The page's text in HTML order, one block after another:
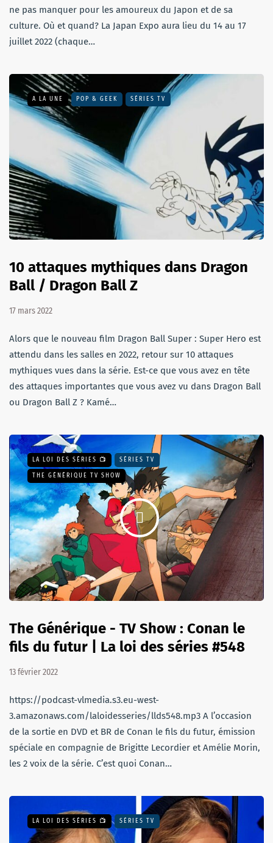
ne pas manquer pour les amoureux du Japon et de sa
culture. Où et quand? La Japan Expo aura lieu du 14 au 17
juillet 2022 (chaque…
A LA UNE POP & GEEK SÉRIES TV
10 attaques mythiques dans Dragon
Ball / Dragon Ball Z
17 mars 2022
Alors que le nouveau film Dragon Ball Super : Super Hero est
attendu dans les salles en 2022, retour sur 10 attaques
mythiques vues dans la série. Est-ce que vous avez en tête
des attaques importantes que vous avez vu dans Dragon Ball
ou Dragon Ball Z ? Kamé…
LA LOI DES SÉRIES 📺 SÉRIES TV
THE GÉNÉRIQUE TV SHOW
The Générique - TV Show : Conan le
fils du futur | La loi des séries #548
13 février 2022
https://podcast-vlmedia.s3.eu-west-
3.amazonaws.com/laloidesseries/llds548.mp3 A l’occasion
de la sortie en DVD et BR de Conan le fils du futur, émission
spéciale en compagnie de Brigitte Lecordier et Amélie Morin,
les 2 voix de la série. C’est quoi Conan…
LA LOI DES SÉRIES 📺 SÉRIES TV